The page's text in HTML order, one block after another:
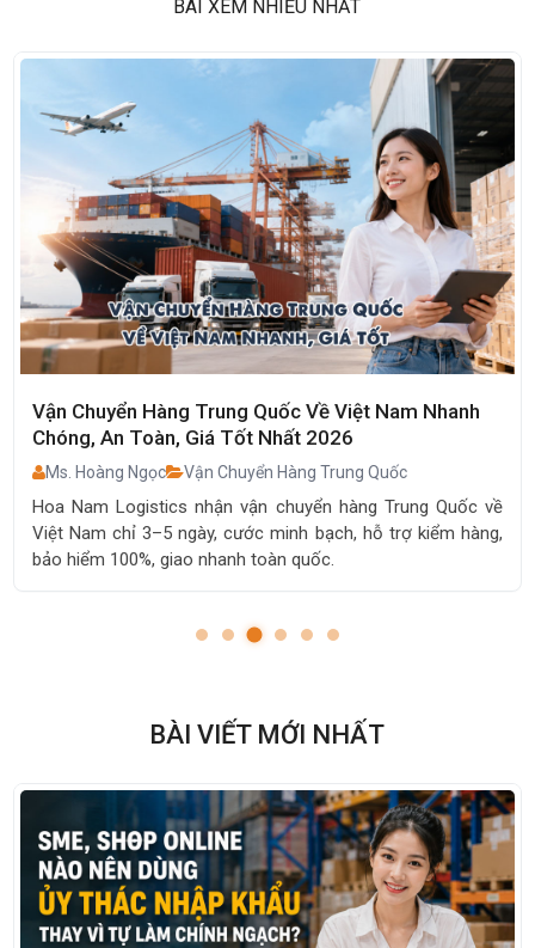
BÀI XEM NHIỀU NHẤT
Những rủi ro khi vận chuyển hàng Trung Quốc về
Việt Nam bạn phải biết
Ms. Hoàng Ngọc Vận Chuyển Hàng Trung Quốc
Tổng hợp rủi ro khi nhập hàng Trung Quốc: chậm hàng, thất
lạc, chi phí phát sinh và cách hạn chế hiệu quả để kinh
doanh an toàn, ổn định.
BÀI VIẾT MỚI NHẤT